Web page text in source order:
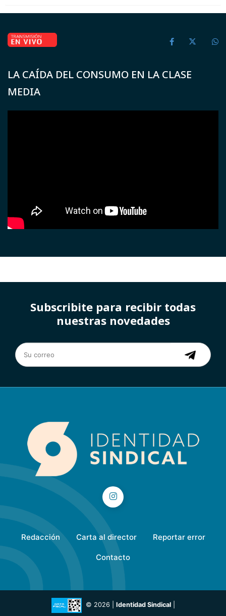
LA CAÍDA DEL CONSUMO EN LA CLASE
MEDIA
Subscribite para recibir todas
nuestras novedades
Redacción Carta al director Reportar error
Contacto
© 2026 | Identidad Sindical|